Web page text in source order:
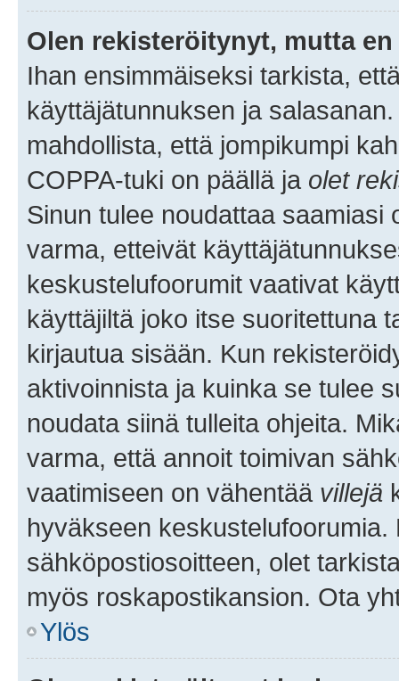
Olen rekisteröitynyt, mutta
Ihan ensimmäiseksi tarkista,
käyttäjätunnuksen ja
mahdollista, että jompikumpi
COPPA-tuki on päällä ja olet
Sinun tulee noudattaa saamiasi
varma, etteivät
keskustelufoorumit vaativat
käyttäjiltä joko itse suoritettuna
kirjautua sisään. Kun
aktivoinnista ja kuinka se tulee
noudata siinä tulleita ohjeita.
varma, että annoit toimivan
vaatimiseen on vähentää villejä
hyväkseen
sähköpostiosoitteen, olet
myös roskapostikansion. Ota
Ylös